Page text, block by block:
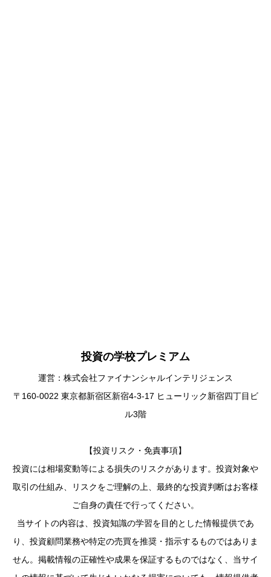
投資の学校プレミアム
運営：株式会社ファイナンシャルインテリジェンス
〒160-0022 東京都新宿区新宿4-3-17 ヒューリック新宿四丁目ビ
ル3階
【投資リスク・免責事項】
投資には相場変動等による損失のリスクがあります。投資対象や
取引の仕組み、リスクをご理解の上、最終的な投資判断はお客様
ご自身の責任で行ってください。
当サイトの内容は、投資知識の学習を目的とした情報提供であ
り、投資顧問業務や特定の売買を推奨・指示するものではありま
せん。掲載情報の正確性や成果を保証するものではなく、当サイ